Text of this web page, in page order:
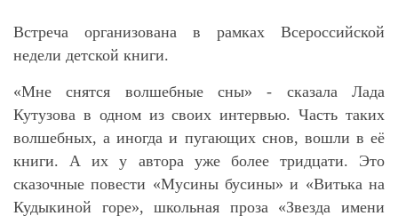
Встреча организована в рамках Всероссийской
недели детской книги.
«Мне снятся волшебные сны» - сказала Лада
Кутузова в одном из своих интервью. Часть таких
волшебных, а иногда и пугающих снов, вошли в её
книги. А их у автора уже более тридцати. Это
сказочные повести «Мусины бусины» и «Витька на
Кудыкиной горе», школьная проза «Звезда имени